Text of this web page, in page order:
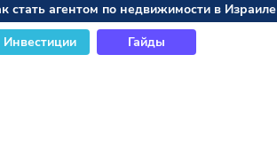
стать агентом по недвижимости в Израиле
Инвестиции Гайды